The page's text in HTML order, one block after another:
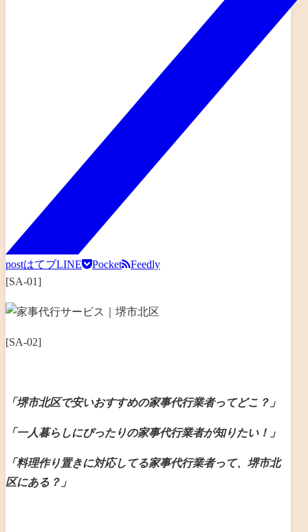
postはてブLINE Pocket
Feedly
[SA-01]
[SA-02]
「堺市北区で安いおすすめの家事代行業者ってどこ？」
「一人暮らしにぴったりの家事代行業者が知りたい！」
「料理作り置きに対応してる家事代行業者って、堺市北
区にある？」